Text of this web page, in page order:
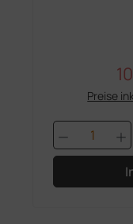
Preise
Produkt